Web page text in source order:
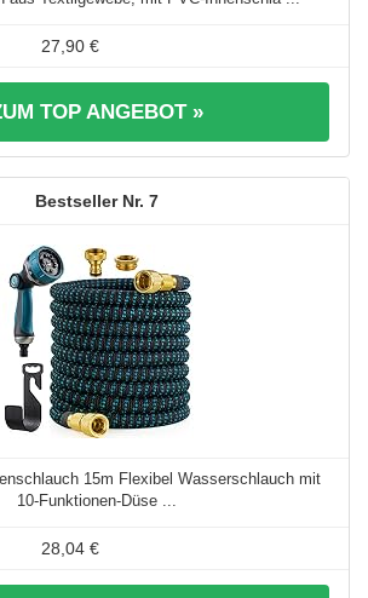
27,90 €
TOP ANGEBOT »
7
15m Flexibel Wasserschlauch mit
10-Funktionen-Düse ...
28,04 €